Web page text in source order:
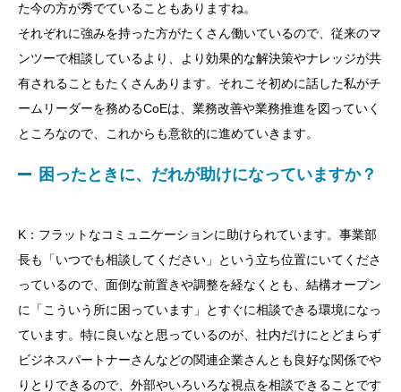
た今の方が秀でていることもありますね。
それぞれに強みを持った方がたくさん働いているので、従来のマ
ンツーで相談しているより、より効果的な解決策やナレッジが共
有されることもたくさんあります。それこそ初めに話した私がチ
ームリーダーを務めるCoEは、業務改善や業務推進を図っていく
ところなので、これからも意欲的に進めていきます。
困ったときに、だれが助けになっていますか？
K：フラットなコミュニケーションに助けられています。事業部
長も「いつでも相談してください」という立ち位置にいてくださ
っているので、面倒な前置きや調整を経なくとも、結構オープン
に「こういう所に困っています」とすぐに相談できる環境になっ
ています。特に良いなと思っているのが、社内だけにとどまらず
ビジネスパートナーさんなどの関連企業さんとも良好な関係でや
りとりできるので、外部やいろいろな視点を相談できることです